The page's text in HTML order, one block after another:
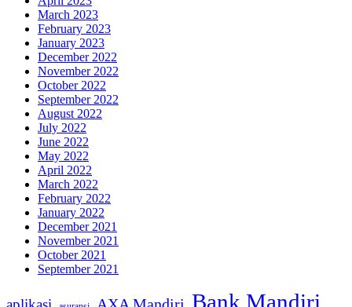
March 2023
February 2023
January 2023
December 2022
November 2022
October 2022
September 2022
August 2022
July 2022
June 2022
May 2022
April 2022
March 2022
February 2022
January 2022
December 2021
November 2021
October 2021
September 2021
Bank Mandiri